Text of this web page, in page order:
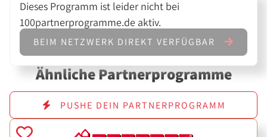
Dieses Programm ist leider nicht bei
100partnerprogramme.de aktiv.
BEIM NETZWERK DIREKT VERFÜGBAR
Ähnliche Partnerprogramme
PUSHE DEIN PARTNERPROGRAMM